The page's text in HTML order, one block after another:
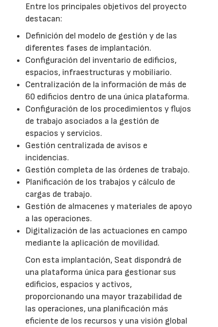
Entre los principales objetivos del proyecto
destacan:
Definición del modelo de gestión y de las
diferentes fases de implantación.
Configuración del inventario de edificios,
espacios, infraestructuras y mobiliario.
Centralización de la información de más de
60 edificios dentro de una única plataforma.
Configuración de los procedimientos y flujos
de trabajo asociados a la gestión de
espacios y servicios.
Gestión centralizada de avisos e
incidencias.
Gestión completa de las órdenes de trabajo.
Planificación de los trabajos y cálculo de
cargas de trabajo.
Gestión de almacenes y materiales de apoyo
a las operaciones.
Digitalización de las actuaciones en campo
mediante la aplicación de movilidad.
Con esta implantación, Seat dispondrá de
una plataforma única para gestionar sus
edificios, espacios y activos,
proporcionando una mayor trazabilidad de
las operaciones, una planificación más
eficiente de los recursos y una visión global